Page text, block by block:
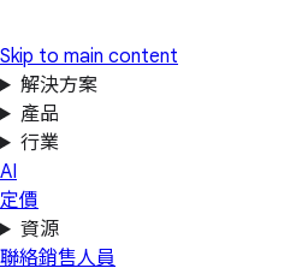
Skip to main content
解決方案
產品
行業
AI
定價
資源
聯絡銷售人員